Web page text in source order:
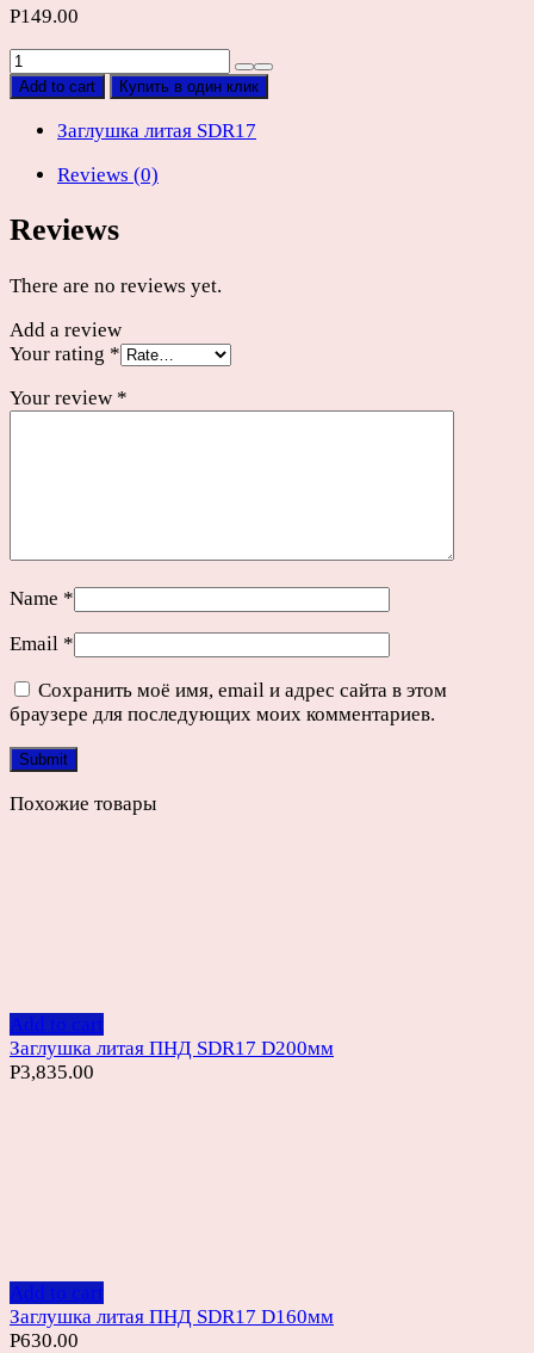
Р149.00
Заглушка
литая
SDR17
quantity
Add to cart Купить в один клик
Заглушка литая SDR17
Reviews (0)
Reviews
There are no reviews yet.
Add a review
Your rating *
Your review *
Name *
Email *
Сохранить моё имя, email и адрес сайта в этом
браузере для последующих моих комментариев.
Похожие товары
Add to cart
Заглушка литая ПНД SDR17 D200мм
Р3,835.00
Add to cart
Заглушка литая ПНД SDR17 D160мм
Р630.00